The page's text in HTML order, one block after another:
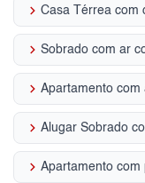
keyboard_arrow_right
keyboard_arrow_right
keyboard_arrow_right
keyboard_arrow_right
keyboard_arrow_right